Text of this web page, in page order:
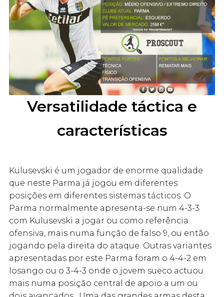
Versatilidade táctica e
características
Kulusevski é um jogador de enorme qualidade
que neste Parma já jogou em diferentes
posições em diferentes sistemas tácticos. O
Parma normalmente apresenta-se num 4-3-3
com Kulusevski a jogar ou como referência
ofensiva, mais numa função de falso 9, ou então
jogando pela direita do ataque. Outras variantes
apresentadas por este Parma foram o 4-4-2 em
losango ou o 3-4-3 onde o jovem sueco actuou
mais numa posição central de apoio a um ou